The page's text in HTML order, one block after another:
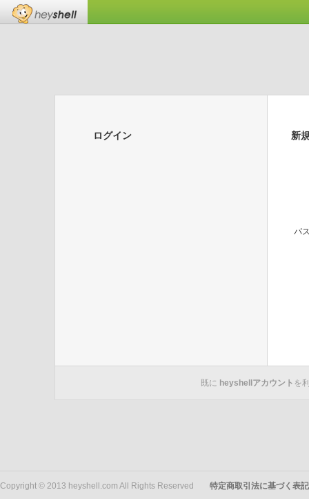
ログイン 新
パ
既に heyshellアカウント を
Copyright © 2013 heyshell.com All Rights Reserved 特定商取引法に基づく表記